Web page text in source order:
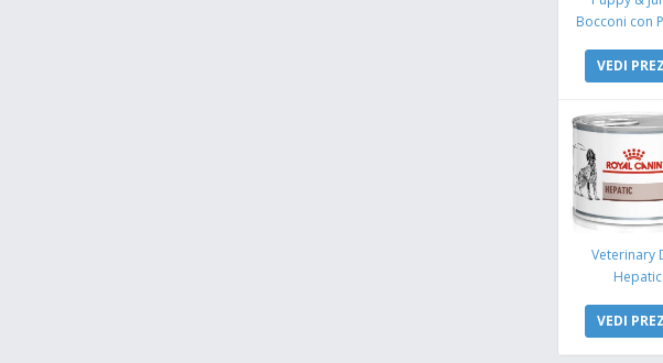
Bocconi con
VEDI
Veterinary
Hepatic
VEDI